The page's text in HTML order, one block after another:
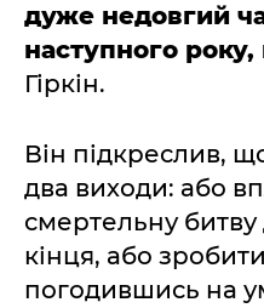
дуже недовгий
наступного
Гіркін.
Він підкреслив,
два виходи: або
смертельну
кінця, або
погодившись на